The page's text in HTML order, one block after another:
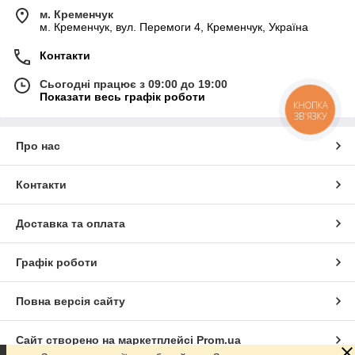
м. Кременчук
м. Кременчук, вул. Перемоги 4, Кременчук, Україна
Контакти
Сьогодні працює з 09:00 до 19:00
Показати весь графік роботи
Про нас
Контакти
Доставка та оплата
Графік роботи
Повна версія сайту
Сайт створено на маркетплейсі Prom.ua
КНОПКА
ЗВ'ЯЗКУ